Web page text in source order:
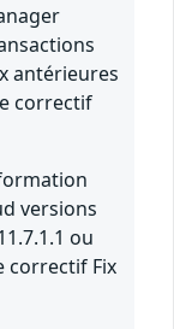
antérieures
correctif
versions
ou
correctif Fix